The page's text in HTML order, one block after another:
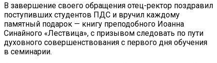
В завершение своего обращения отец-ректор поздравил
поступивших студентов ПДС и вручил каждому
памятный подарок — книгу преподобного Иоанна
Синайного «Лествица», с призывом следовать по пути
духовного совершенствования с первого дня обучения
в семинарии.